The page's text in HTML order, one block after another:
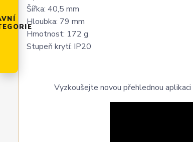
Šířka: 40,5 mm
Hloubka: 79 mm
Hmotnost: 172 g
Stupeň krytí: IP20
Vyzkoušejte novou přehlednou aplikaci